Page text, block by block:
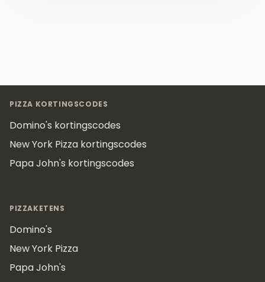
PIZZA KORTINGSCODES
Domino's kortingscodes
New York Pizza kortingscodes
Papa John's kortingscodes
PIZZAKETENS
Domino's
New York Pizza
Papa John's